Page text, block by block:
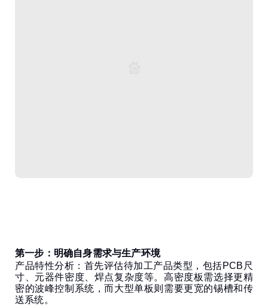
第一步：明确自身需求与生产环境
产品特性分析：首先评估待加工产品类型，包括PCB尺
寸、元器件密度、焊点复杂度等。高密度板需选择更精
密的波峰控制系统，而大型单板则需要更宽的锡槽和传
送系统。